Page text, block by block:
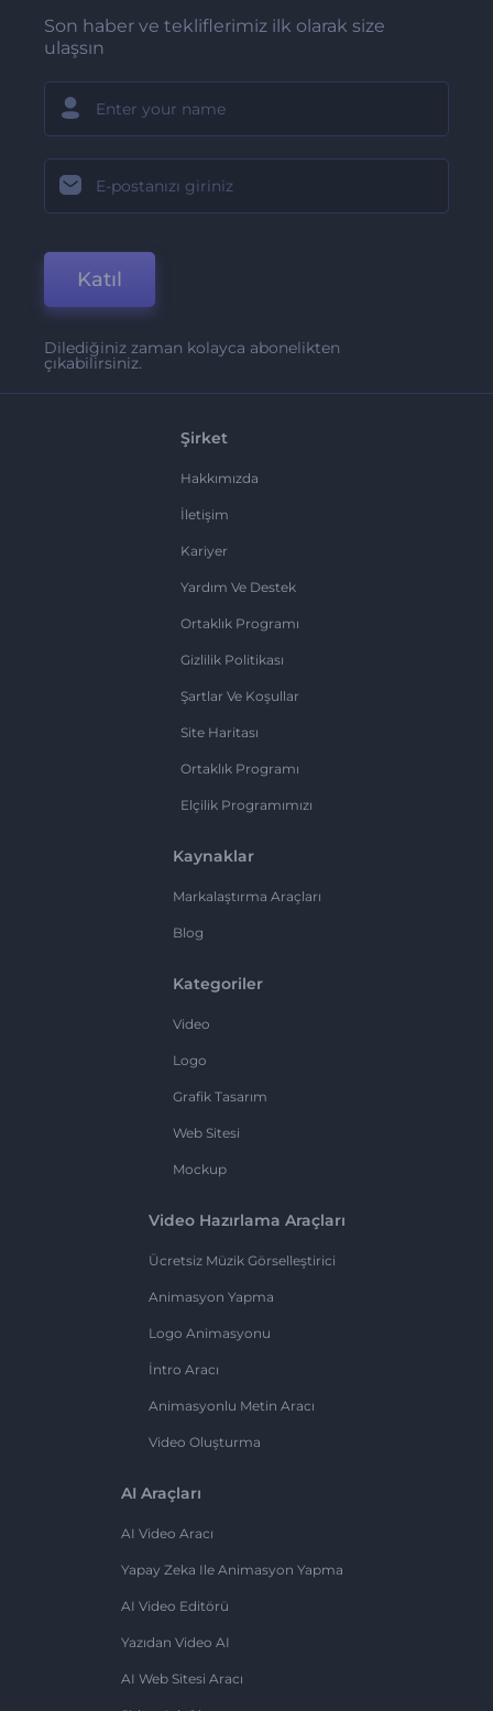
Son haber ve tekliflerimiz ilk olarak size
ulaşsın
Katıl
Dilediğiniz zaman kolayca abonelikten
çıkabilirsiniz.
Şirket
Hakkımızda
İletişim
Kariyer
Yardım Ve Destek
Ortaklık Programı
Gizlilik Politikası
Şartlar Ve Koşullar
Site Haritası
Ortaklık Programı
Elçilik Programımızı
Kaynaklar
Markalaştırma Araçları
Blog
Kategoriler
Video
Logo
Grafik Tasarım
Web Sitesi
Mockup
Video Hazırlama Araçları
Ücretsiz Müzik Görselleştirici
Animasyon Yapma
Logo Animasyonu
İntro Aracı
Animasyonlu Metin Aracı
Video Oluşturma
AI Araçları
AI Video Aracı
Yapay Zeka Ile Animasyon Yapma
AI Video Editörü
Yazıdan Video AI
AI Web Sitesi Aracı